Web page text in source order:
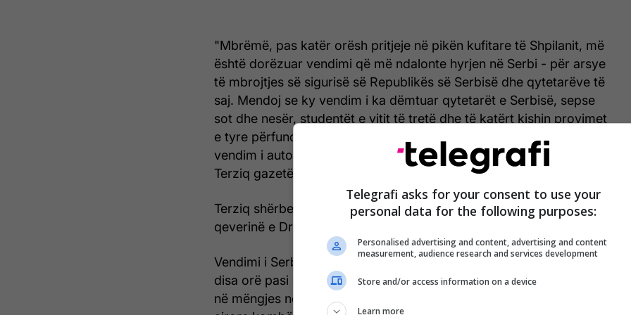
"Mbrëmë, pas katër orësh pritjeje në pikën kufitare të Shpilanit, më
është dorëzuar vendimi që më ndalonte hyrjen në Serbi - për arsye
të mbrojtjes së sigurisë së Republikës së Serbisë dhe qytetarëve të
saj. Mendoj se ky vendim i ka dëmtuar qytetarët e Serbisë, sepse
sot dhe nesër, studentët e vitit të tretë dhe të katërt kishin provimet
e tyre përfundimtare. Jam i befasuar dhe vërtet i zhgënjyer nga ky
vendim i autoriteteve shtetërore të Republikës së Serbisë", i tha
Terziq gazetës.
Terziq shërbeu si drejtor i përkohshëm i Administratës së Policisë në
qeverinë e Dritan Abazoviqit.
Vendimi i Serbisë për ta ndaluar hyrjen e tij në vendin e tyre erdhi
disa orë pasi një grup prej 87 burrash, të cilët zbarkuan në Tivat dje
në mëngjes në orën 10:41 me një fluturim çarter të operuar nga linja
Telegrafi asks for your consent to use your
personal data for the following purposes:
Personalised advertising and content, advertising and content
measurement, audience research and services development
Store and/or access information on a device
Learn more